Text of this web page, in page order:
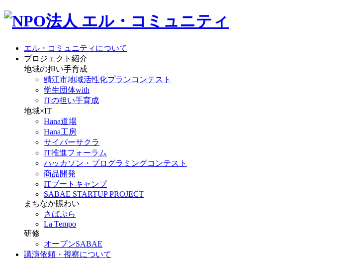
エル・コミュニティについて
プロジェクト紹介
地域の担い手育成
鯖江市地域活性化プランコンテスト
学生団体with
ITの担い手育成
地域×IT
Hana道場
Hana工房
サイバーサクラ
IT推進フォーラム
ハッカソン・プログラミングコンテスト
商品開発
ITブートキャンプ
SABAE STARTUP PROJECT
まちなか賑わい
さばぷら
La Tempo
研修
オープンSABAE
講演依頼・視察について